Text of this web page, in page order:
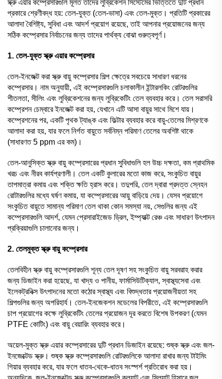
স্ক্রু এয়ার কম্প্রেসারগুলি মূলত তাদের লুব্রিকেশন সিস্টেমের ভিত্তিতে দুটি প্রধান
প্রকারে শ্রেণীবদ্ধ হয়: তেল-যুক্ত (তেল-ভাসা) এবং তেল-মুক্ত। প্রতিটি প্রকারের
আলাদা বৈশিষ্ট্য, সুবিধা এবং আদর্শ প্রয়োগ রয়েছে, তাই আপনার প্রয়োজনের জন্য
সঠিক কম্প্রেসার নির্বাচনের জন্য তাদের পার্থক্য বোঝা গুরুত্বপূর্ণ।
1. তেল-যুক্ত স্ক্রু এয়ার কম্প্রেসার
তেল-ইনজেক্ট করা স্ক্রু বায়ু কম্প্রেসার শিল্প ক্ষেত্রে সবচেয়ে সাধারণ ধরনের
কম্প্রেসার। নাম অনুযায়ী, এই কম্প্রেসারগুলি চলাকালীন ইন্টারলকিং রোটরগুলির
শীতলতা, সীলিং এবং লুব্রিকেশনের জন্য লুব্রিকেটিং তেল ব্যবহার করে। তেল সরাসরি
কম্প্রেশন চেম্বারে ইনজেক্ট করা হয়, যেখানে এটি আসা বায়ুর সাথে মিশে যায়।
কম্প্রেশনের পর, একটি পৃথক ট্যাঙ্ক এবং ফিল্টার ব্যবহার করে বায়ু-তেলের মিশ্রণকে
আলাদা করা হয়, যার ফলে নির্গত বায়ুতে সর্বনিম্ন পরিমাণ তেলের অবশিষ্ট থাকে
(সাধারণত 5 ppm এর কম)।
তেল-আনুসিক্ত স্ক্রু বায়ু কম্প্রেসারের প্রধান সুবিধাগুলি হল উচ্চ দক্ষতা, কম প্রাথমিক
খরচ এবং নীরব কার্যপ্রণালী। তেল একটি কুলারের মতো কাজ করে, সংকুচিত বায়ুর
তাপমাত্রা কমায় এবং শক্তি ক্ষতি হ্রাস করে। তদুপরি, তেল দ্বারা প্রদত্ত স্নেহন
রোটারগুলির মধ্যে ঘর্ষণ কমায়, যা কম্প্রেসারের আয়ু বাড়িয়ে দেয়। যেসব প্রয়োগে
সংকুচিত বায়ুতে সামান্য পরিমাণ তেল থাকা কোন সমস্যা নয়, সেগুলির জন্য এই
কম্প্রেসারগুলি আদর্শ, যেমন প্রেসারাইজেড ড্রিল, ইম্প্যাক্ট রেঞ্চ এবং সাধারণ উৎপাদন
প্রক্রিয়াগুলি চালানোর জন্য।
2. তেলমুক্ত স্ক্রু বায়ু কম্প্রেসার
তেলবিহীন স্ক্রু বায়ু কম্প্রেসারগুলি শূন্য তেল দূষণ সহ সংকুচিত বায়ু সরবরাহ করার
জন্য ডিজাইন করা হয়েছে, যা খাদ্য ও পানীয়, ফার্মাসিউটিক্যাল, স্বাস্থ্যসেবা এবং
ইলেকট্রনিক্স উৎপাদনের মতো কঠোর স্বাস্থ্য এবং বিশুদ্ধতার প্রয়োজনীয়তা সহ
শিল্পগুলির জন্য অপরিহার্য। তেল-ইনজেকশন মডেলের বিপরীতে, এই কম্প্রেসারগুলি
চাপ প্রয়োগের কক্ষে লুব্রিকেটিং তেলের প্রয়োজন দূর করতে বিশেষ উপকরণ (যেমন
PTFE কোটিং) এবং বায়ু বেয়ারিং ব্যবহার করে।
অয়েল-মুক্ত স্ক্রু এয়ার কম্প্রেসারের দুটি প্রধান ডিজাইন রয়েছে: শুষ্ক স্ক্রু এবং জল-
ইনজেক্টেড স্ক্রু। শুষ্ক স্ক্রু কম্প্রেসারগুলি রোটরগুলিকে আলাদা রাখার জন্য টাইমিং
গিয়ার ব্যবহার করে, যার ফলে ধাতব-থেকে-ধাতব সংস্পর্শ প্রতিরোধ করা হয়।